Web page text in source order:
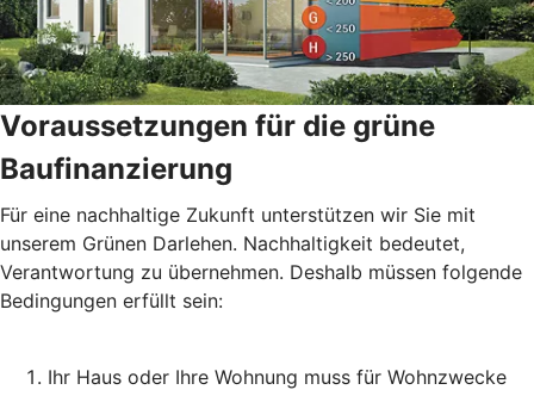
Voraussetzungen für die grüne
Baufinanzierung
Für eine nachhaltige Zukunft unterstützen wir Sie mit
unserem Grünen Darlehen. Nachhaltigkeit bedeutet,
Verantwortung zu übernehmen. Deshalb müssen folgende
Bedingungen erfüllt sein:
Ihr Haus oder Ihre Wohnung muss für Wohnzwecke